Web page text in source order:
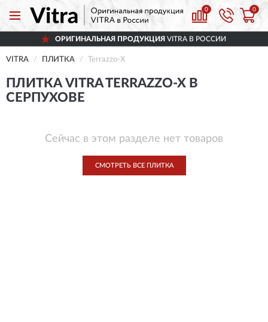
0 0
ОРИГИНАЛЬНАЯ ПРОДУКЦИЯ VITRA В РОССИИ
VITRA ПЛИТКА Terrazzo-X
ПЛИТКА VITRA TERRAZZO-X В
СЕРПУХОВЕ
Сейчас в этом разделе нет товаров
СМОТРЕТЬ ВСЕ ПЛИТКА